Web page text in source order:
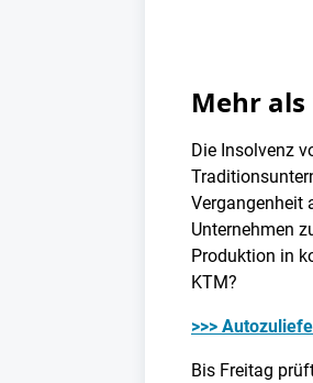
Mehr
Die Insolvenz
Vergangenheit
Unternehmen
Produktion in
KTM?
>>>
Bis Freitag